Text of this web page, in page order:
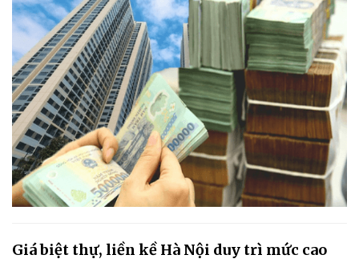
Giá biệt thự, liền kề Hà Nội duy trì mức cao